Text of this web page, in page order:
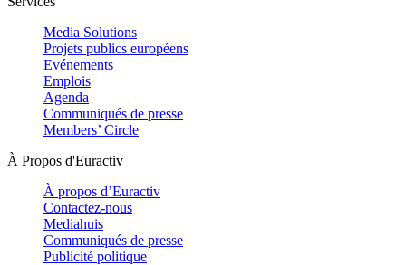
Media Solutions
Projets publics européens
Evénements
Emplois
Agenda
Communiqués de presse
Members’ Circle
À Propos d'Euractiv
À propos d’Euractiv
Contactez-nous
Mediahuis
Communiqués de presse
Publicité politique